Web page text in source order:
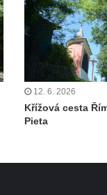
12. 6. 2026
Křížová cesta
Pieta